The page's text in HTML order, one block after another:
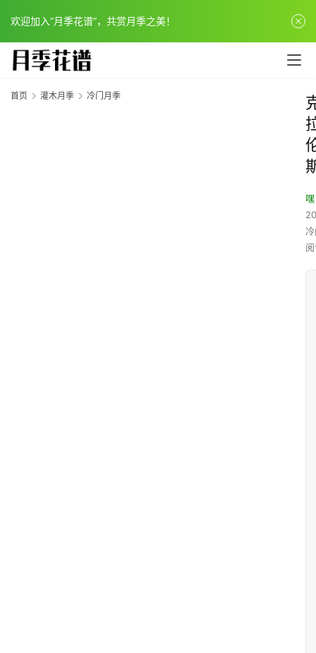
欢迎加入“月季花谱”，共赏月季之美！
首页 灌木月季 冷门月季